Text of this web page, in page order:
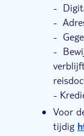
-
-
-
-
-
Voor
tijdig